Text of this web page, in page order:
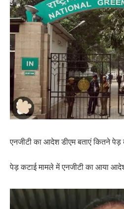
एनजीटी का आदेश डीएम बताएं कितने
पेड़ कटाई मामले में एनजीटी का आया